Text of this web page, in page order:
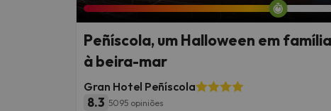
Peñíscola, um Halloween em família
à beira-mar
Gran Hotel Peñíscola
8.3 5095 opiniões